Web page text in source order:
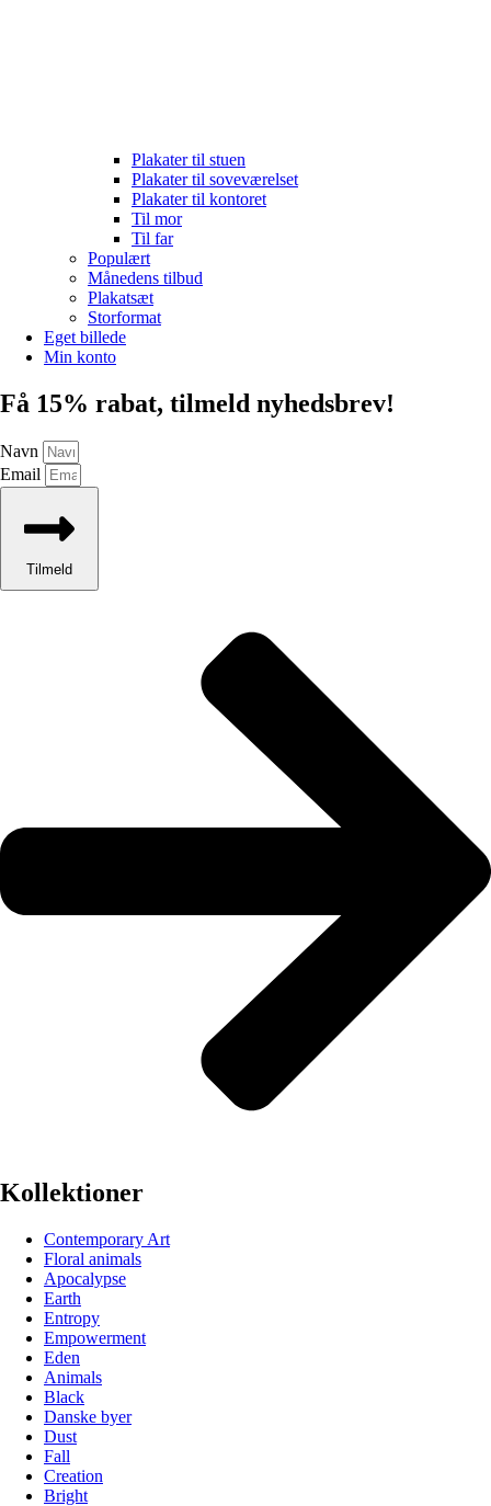
Plakater til stuen
Plakater til soveværelset
Plakater til kontoret
Til mor
Til far
Populært
Månedens tilbud
Plakatsæt
Storformat
Eget billede
Min konto
Få 15% rabat, tilmeld nyhedsbrev!
Navn
Email
Tilmeld
Kollektioner
Contemporary Art
Floral animals
Apocalypse
Earth
Entropy
Empowerment
Eden
Animals
Black
Danske byer
Dust
Fall
Creation
Bright